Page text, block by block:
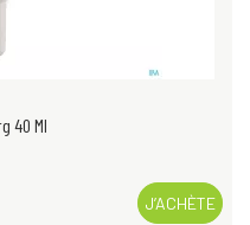
40 Ml
J’ACHÈTE